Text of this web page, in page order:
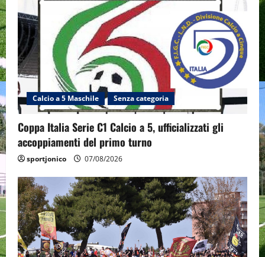
Calcio a 5 Maschile Senza categoria
Coppa Italia Serie C1 Calcio a 5, ufficializzati gli
accoppiamenti del primo turno
sportjonico 07/08/2026